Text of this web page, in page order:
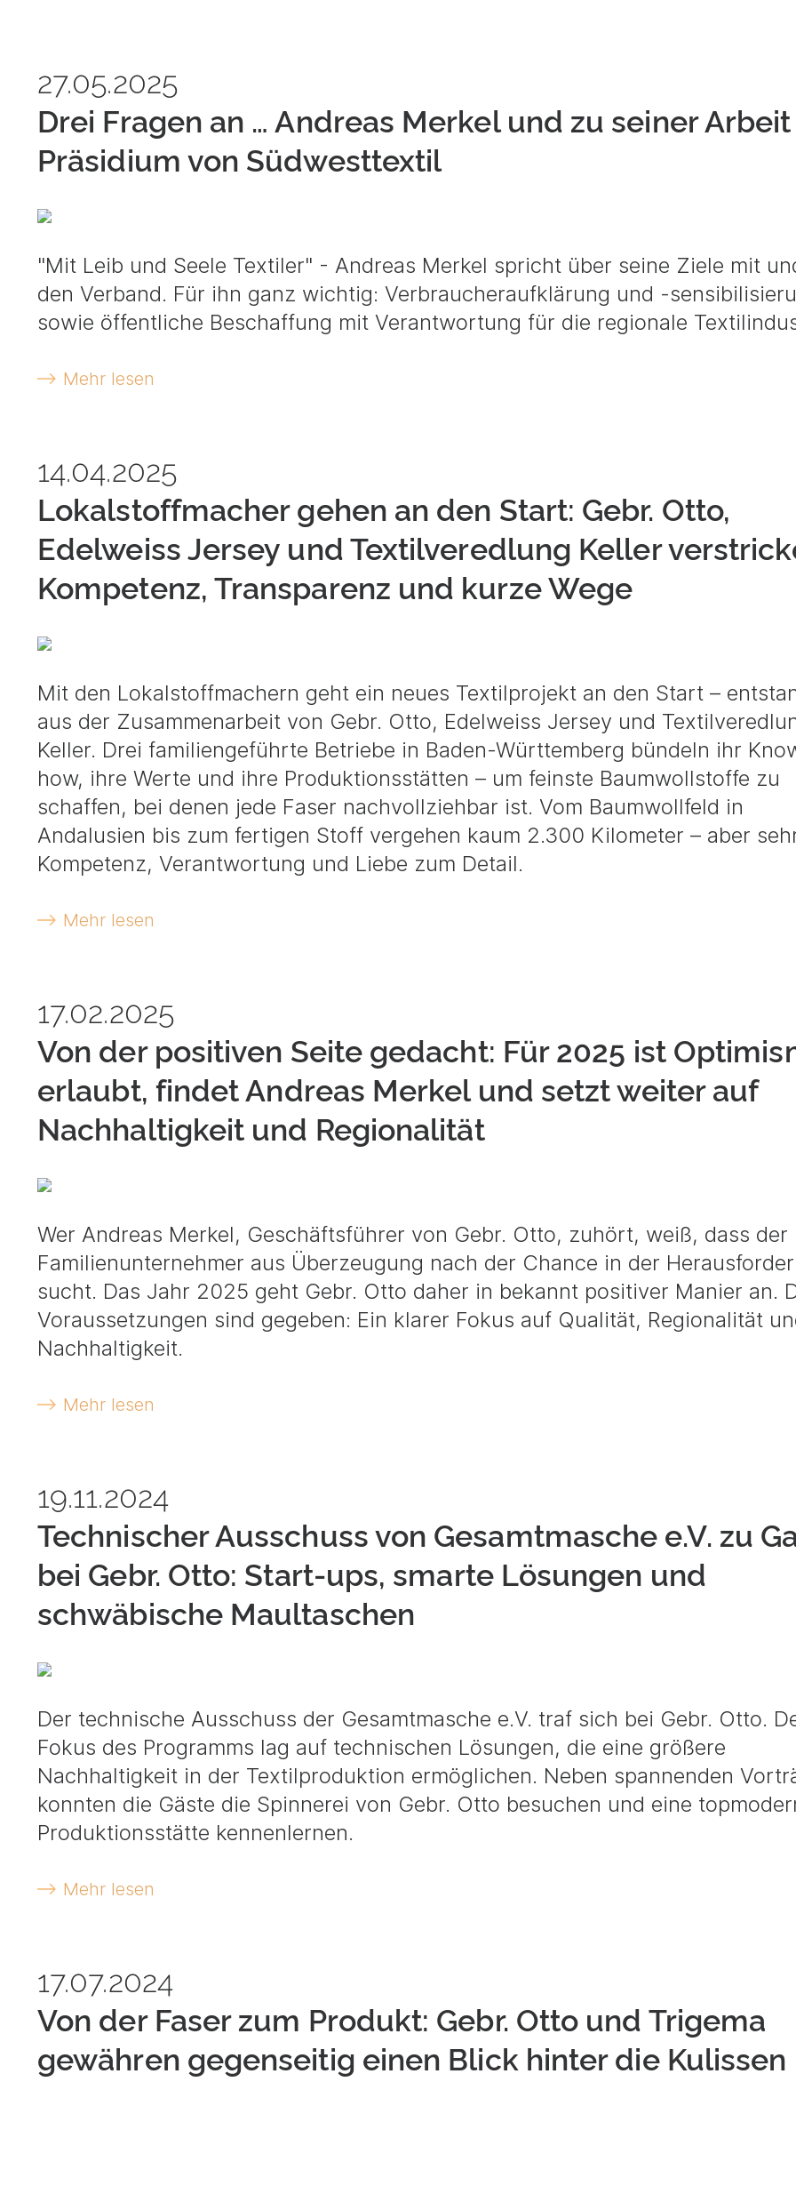
27.05.2025
Drei Fragen an … Andreas Merkel und zu seiner
Präsidium von Südwesttextil
"Mit Leib und Seele Textiler" - Andreas Merkel spricht über seine Ziele mit
den Verband. Für ihn ganz wichtig: Verbraucheraufklärung und -
sowie öffentliche Beschaffung mit Verantwortung für die regionale
Mehr lesen
14.04.2025
Lokalstoffmacher gehen an den Start: Gebr. Otto,
Edelweiss Jersey und Textilveredlung Keller
Kompetenz, Transparenz und kurze Wege
Mit den Lokalstoffmachern geht ein neues Textilprojekt an den Start –
aus der Zusammenarbeit von Gebr. Otto, Edelweiss Jersey und
Keller. Drei familiengeführte Betriebe in Baden-Württemberg bündeln ihr
how, ihre Werte und ihre Produktionsstätten – um feinste Baumwollstoffe zu
schaffen, bei denen jede Faser nachvollziehbar ist. Vom Baumwollfeld in
Andalusien bis zum fertigen Stoff vergehen kaum 2.300 Kilometer – aber
Kompetenz, Verantwortung und Liebe zum Detail.
Mehr lesen
17.02.2025
Von der positiven Seite gedacht: Für 2025 ist
erlaubt, findet Andreas Merkel und setzt weiter auf
Nachhaltigkeit und Regionalität
Wer Andreas Merkel, Geschäftsführer von Gebr. Otto, zuhört, weiß, dass der
Familienunternehmer aus Überzeugung nach der Chance in der
sucht. Das Jahr 2025 geht Gebr. Otto daher in bekannt positiver Manier an.
Voraussetzungen sind gegeben: Ein klarer Fokus auf Qualität, Regionalität
Nachhaltigkeit.
Mehr lesen
19.11.2024
Technischer Ausschuss von Gesamtmasche e.V. zu
bei Gebr. Otto: Start-ups, smarte Lösungen und
schwäbische Maultaschen
Der technische Ausschuss der Gesamtmasche e.V. traf sich bei Gebr. Otto.
Fokus des Programms lag auf technischen Lösungen, die eine größere
Nachhaltigkeit in der Textilproduktion ermöglichen. Neben spannenden
konnten die Gäste die Spinnerei von Gebr. Otto besuchen und eine
Produktionsstätte kennenlernen.
Mehr lesen
17.07.2024
Von der Faser zum Produkt: Gebr. Otto und Trigema
gewähren gegenseitig einen Blick hinter die Kulissen